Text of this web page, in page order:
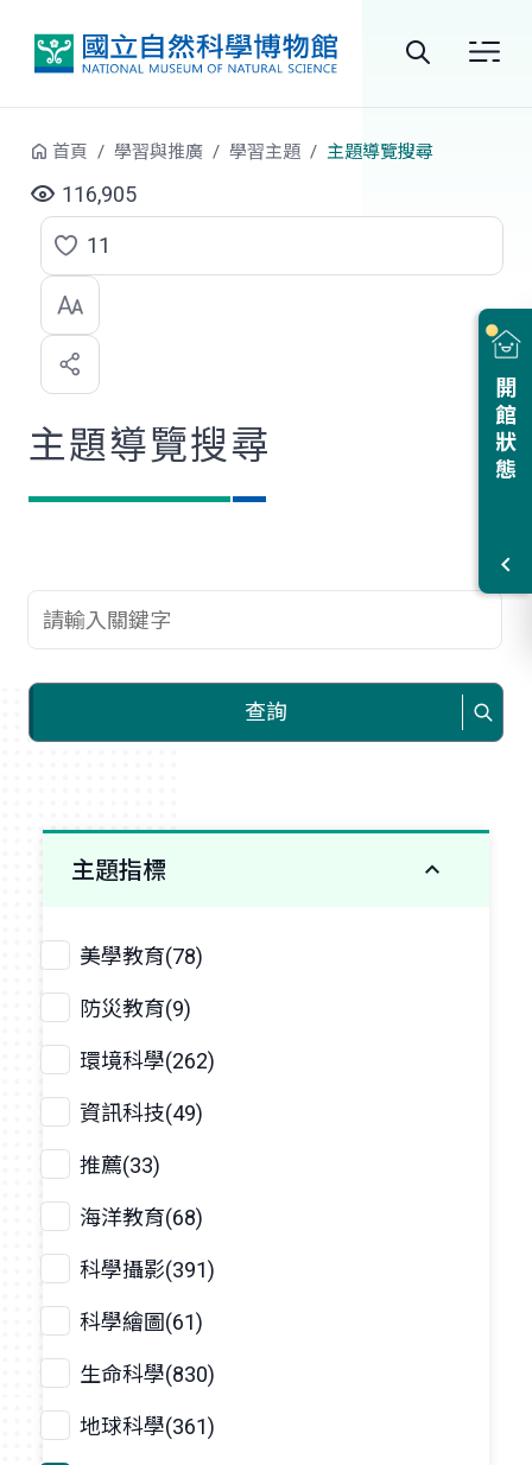
站
尋
開館狀態
首頁 學習與推廣 學習主題 主題導覽搜尋
116,905
點
選
喜
歡
11
主題導覽搜尋
查詢關鍵字
查詢
主題指標
美學教育(78)
防災教育(9)
環境科學(262)
資訊科技(49)
推薦(33)
海洋教育(68)
科學攝影(391)
科學繪圖(61)
生命科學(830)
地球科學(361)